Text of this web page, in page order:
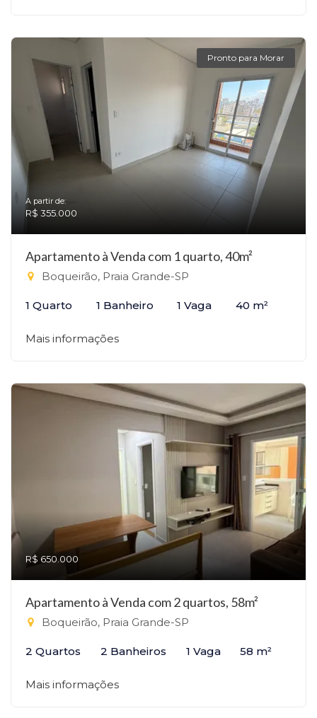
Pronto para Morar
A partir de:
R$ 355.000
Apartamento à Venda com 1 quarto, 40m²
Boqueirão, Praia Grande-SP
1 Quarto 1 Banheiro 1 Vaga 40 m²
Mais informações
R$ 650.000
Apartamento à Venda com 2 quartos, 58m²
Boqueirão, Praia Grande-SP
2 Quartos 2 Banheiros 1 Vaga 58 m²
Mais informações